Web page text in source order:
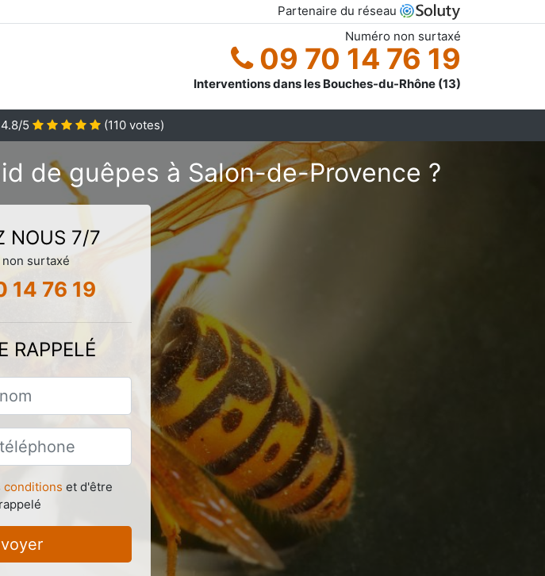
Partenaire du réseau
Numéro non surtaxé
09 70 14 76 19
Interventions dans les Bouches-du-Rhône (13)
4.8/5 (110 votes)
de guêpes à Salon-de-Provence ?
NOUS 7/7
surtaxé
14 76 19
RAPPELÉ
conditions et d'être
rappelé